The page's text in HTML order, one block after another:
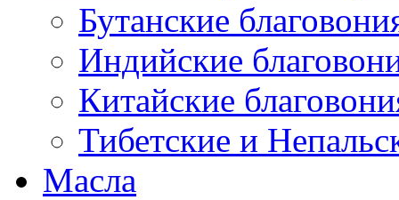
Бутанские
Индийские
Китайские
Тибетские и
Масла